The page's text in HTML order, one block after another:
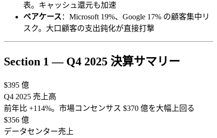
表。キャッシュ還元も加速
ベアケース ：Microsoft 19%、Google 17% の顧客集中リ
スク。大口顧客の支出鈍化が直接打撃
Section 1 — Q4 2025 決算サマリー
$395 億
Q4 2025 売上高
前年比 +114%。市場コンセンサス $370 億を大幅上回る
$356 億
データセンター売上